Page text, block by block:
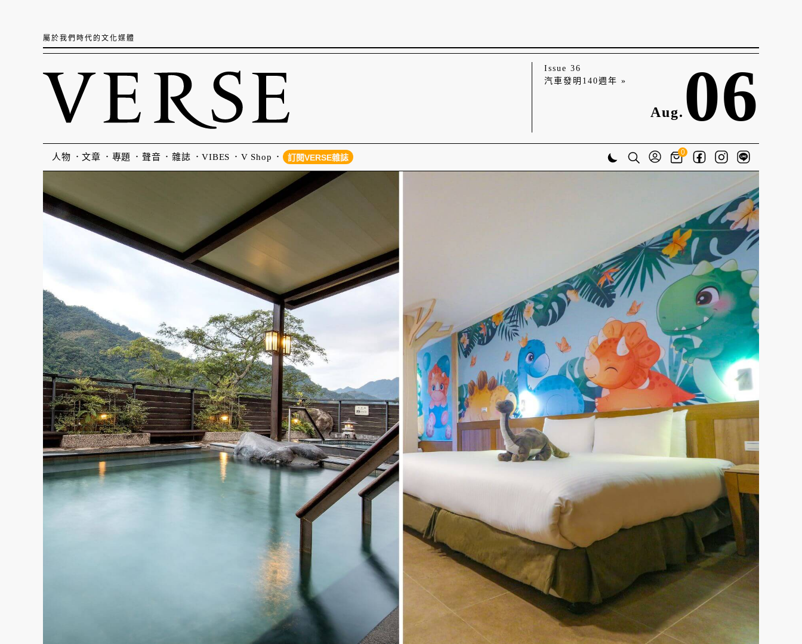
屬於我們時代的文化媒體
Issue 36
汽車發明140週年 »
Aug. 06
人物 文章 專題 聲音 雜誌 VIBES V Shop 訂閱VERSE雜誌
0